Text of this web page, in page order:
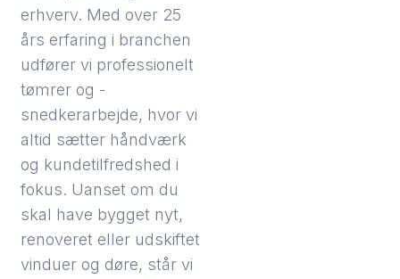
erhverv. Med over 25
års erfaring i branchen
udfører vi professionelt
tømrer og -
snedkerarbejde, hvor vi
altid sætter håndværk
og kundetilfredshed i
fokus. Uanset om du
skal have bygget nyt,
renoveret eller udskiftet
vinduer og døre, står vi